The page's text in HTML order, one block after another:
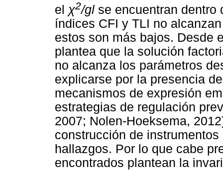
el χ2/gl se encuentran dentro
índices CFI y TLI no
estos son más bajos. Desde
plantea que la solución
no alcanza los parámetros
explicarse por la presencia
mecanismos de expresión
estrategias de regulación
2007; Nolen-Hoeksema,
construcción de
hallazgos. Por lo que cabe
encontrados plantean la